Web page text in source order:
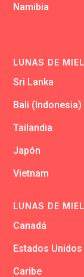
Namibia
LUNAS DE
Sri Lanka
Bali (Indonesia)
Tailandia
Japón
Vietnam
LUNAS DE
Canadá
Estados Unidos
Caribe